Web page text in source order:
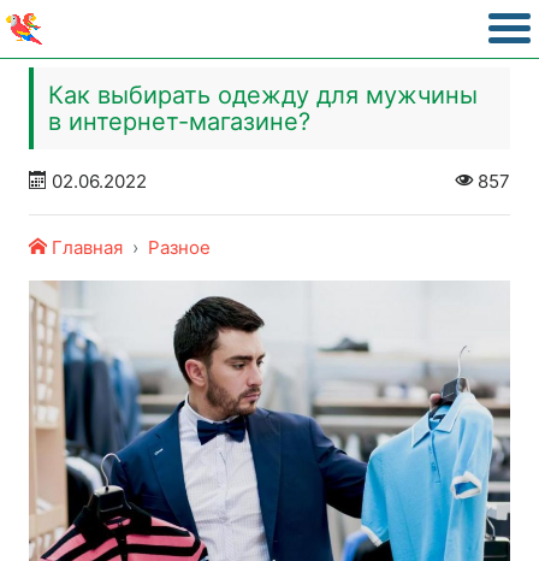
Как выбирать одежду для мужчины
в интернет-магазине?
02.06.2022 857
Главная Разное